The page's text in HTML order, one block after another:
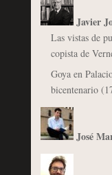
Javier
Las vistas de
copista de
Goya en
bicentenario
José